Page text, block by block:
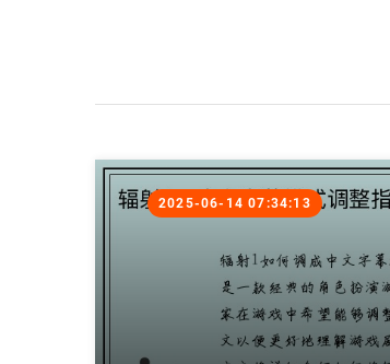
2025-06-14 07:34:13